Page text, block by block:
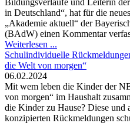
Bildungsverläufe und Leiterin
in Deutschland“, hat für die
„Akademie aktuell“ der
(BAdW) einen Kommentar
Weiterlesen ...
Schulindividuelle
die Welt von morgen“
06.02.2024
Mit wem leben die Kinder der
von morgen“ im Haushalt
die Kinder zu Hause? Diese und
konzipierten Rückmeldungen